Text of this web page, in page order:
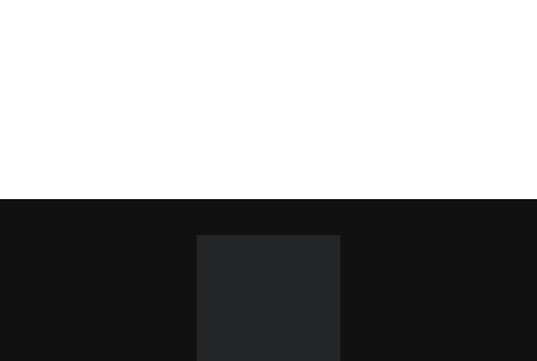
Participă: